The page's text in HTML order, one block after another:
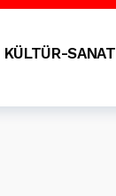
KÜLTÜR-SANAT